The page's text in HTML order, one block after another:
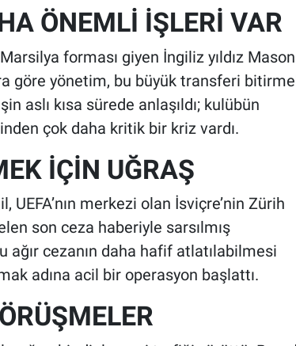
ÖNEMLİ İŞLERİ VAR
forması giyen İngiliz yıldız Mason
göre yönetim, bu büyük transferi
aslı kısa sürede anlaşıldı; kulübün
çok daha kritik bir kriz vardı.
İÇİN UĞRAŞ
UEFA’nın merkezi olan İsviçre’nin Zürih
son ceza haberiyle sarsılmış
ağır cezanın daha hafif atlatılabilmesi
adına acil bir operasyon başlattı.